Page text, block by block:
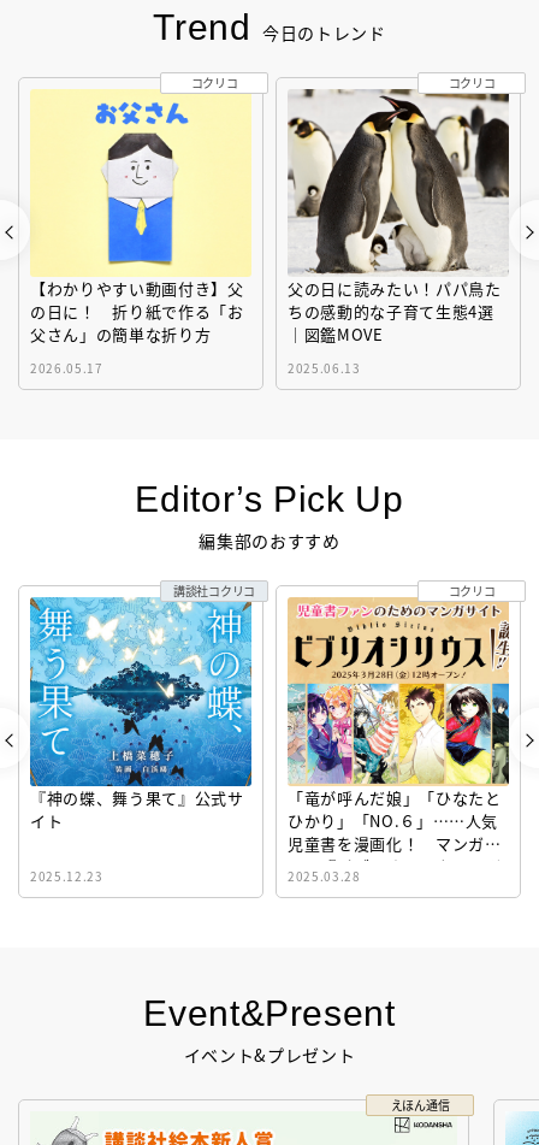
Event&Present
イベント&プレゼント
えほん通信
Trend 今日のトレンド
【わかりやすい動画付き】父
の日に！ 折り紙で作る「お
父さん」の簡単な折り方
2026.05.17
コクリコ
父の日に読みたい！パパ鳥た
ちの感動的な子育て生態4選
｜図鑑MOVE
2025.06.13
コクリコ
Editor’s Pick Up
編集部のおすすめ
『神の蝶、舞う果て』公式サ
イト
2025.12.23
講談社コクリコ
「竜が呼んだ娘」「ひなたと
ひかり」「NO.６」……人気
児童書を漫画化！ マンガサ
イト『ビブリオシリウス』誕
生！
2025.03.28
コクリコ